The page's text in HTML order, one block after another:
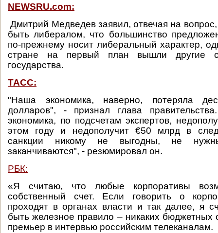
NEWSRU.com:
Дмитрий Медведев заявил, отвечая на
быть либералом, что большинство
по-прежнему носит либеральный характер,
стране на первый план вышли другие
государства.
ТАСС:
"Наша экономика, наверно, потеряла
долларов", - признал глава
экономика, по подсчетам экспертов,
этом году и недополучит €50 млрд в
санкции никому не выгодны, не
заканчиваются", - резюмировал он.
РБК:
«Я считаю, что любые корпоративы
собственный счет. Если говорить о
проходят в органах власти и так далее, я
быть железное правило – никаких бюджетных
премьер в интервью российским телеканалам.